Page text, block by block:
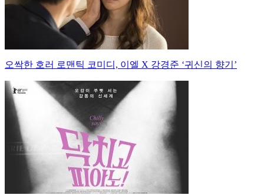
오싹한 호러 로맨틱 코미디, 이엘 X 강경준 ‘귀신의 향기’